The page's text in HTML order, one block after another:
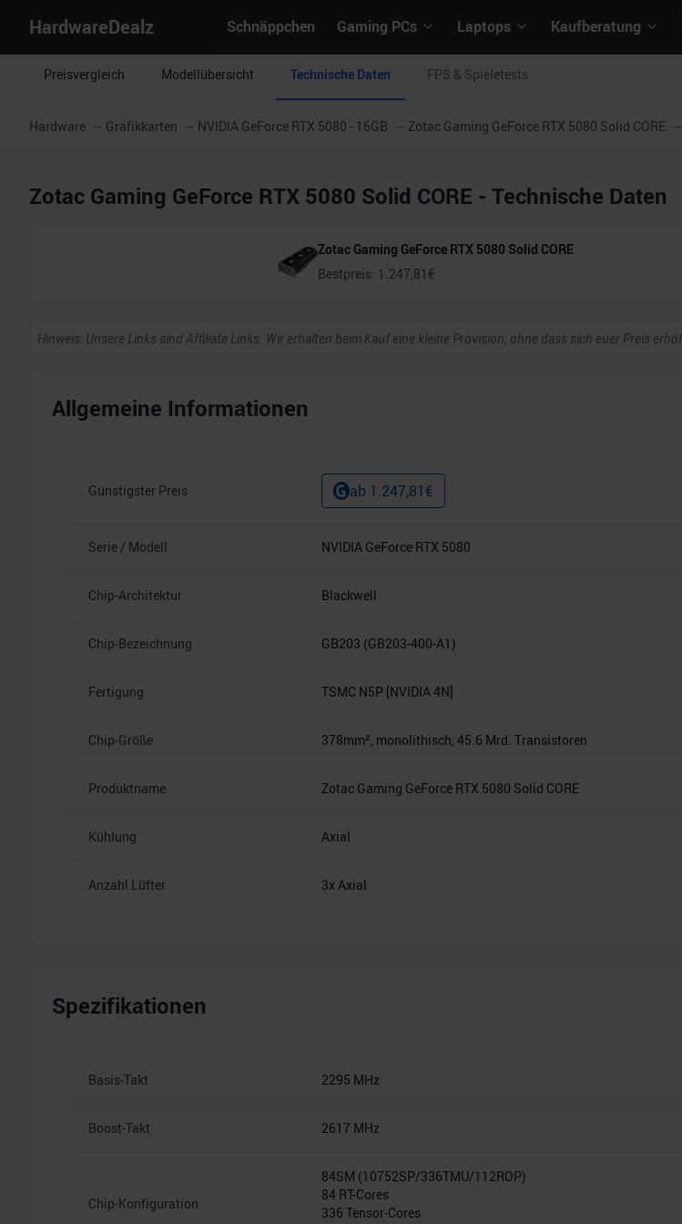
HardwareDealz Schnäppchen Gaming PCs Laptops Kaufberatung
Preisvergleich Modellübersicht Technische Daten FPS & Spieletests
Hardware Grafikkarten NVIDIA GeForce RTX 5080 - 16GB Zotac Gaming GeForce RTX 5080 Solid CORE
Zotac Gaming GeForce RTX 5080 Solid CORE - Technische Daten
Zotac Gaming GeForce RTX 5080 Solid CORE
Bestpreis: 1.247,81 €
Hinweis: Unsere Links sind Affiliate Links. Wir erhalten beim Kauf eine kleine Provision, ohne dass sich euer Preis
Allgemeine Informationen
Günstigster Preis ab 1.247,81€
Serie / Modell NVIDIA GeForce RTX 5080
Chip-Architektur Blackwell
Chip-Bezeichnung GB203 (GB203-400-A1)
Fertigung TSMC N5P [NVIDIA 4N]
Chip-Größe 378mm², monolithisch, 45.6 Mrd. Transistoren
Produktname Zotac Gaming GeForce RTX 5080 Solid CORE
Kühlung Axial
Anzahl Lüfter 3x Axial
Spezifikationen
Basis-Takt 2295 MHz
Boost-Takt 2617 MHz
Chip-Konfiguration
84SM (10752SP/336TMU/112ROP)
84 RT-Cores
336 Tensor-Cores